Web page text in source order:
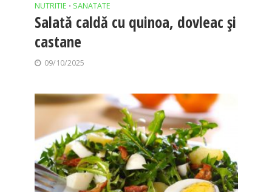
NUTRITIE • SANATATE
Salată caldă cu quinoa, dovleac și
castane
09/10/2025